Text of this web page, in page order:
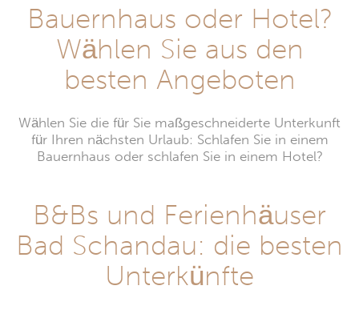
Bauernhaus oder Hotel?
Wählen Sie aus den
besten Angeboten
Wählen Sie die für Sie maßgeschneiderte Unterkunft
für Ihren nächsten Urlaub: Schlafen Sie in einem
Bauernhaus oder schlafen Sie in einem Hotel?
B&Bs und Ferienhäuser
Bad Schandau: die besten
Unterkünfte